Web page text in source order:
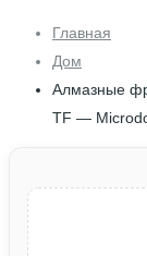
Главная
Дом
Алмазные
TF —